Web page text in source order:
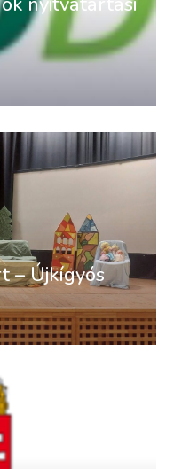
– Újkígyós